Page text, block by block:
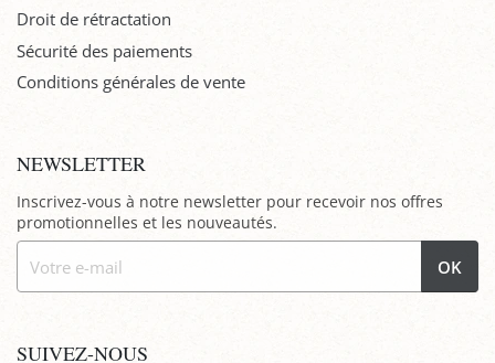
Droit de rétractation
Sécurité des paiements
Conditions générales de vente
NEWSLETTER
Inscrivez-vous à notre newsletter pour recevoir nos offres
promotionnelles et les nouveautés.
OK
SUIVEZ-NOUS